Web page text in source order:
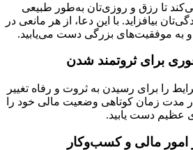
تا رزق و روزی‌تان به‌طور طبیعی
بیافزاید. با این دعا، از هر مانعی در
به موفقیت‌های بزرگی دست می‌یابید.
برای ثروتمند شدن
را برای رسیدن به ثروت و رفاه تغییر
مدت زمان کوتاهی وضعیت مالی خود را
عظیم دست یابید.
مالی و کسب‌وکار